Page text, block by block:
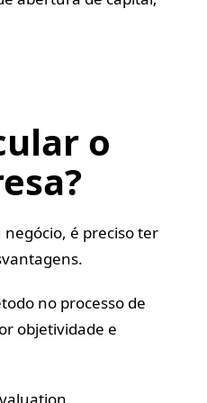
o
é preciso ter
no processo de
objetividade e